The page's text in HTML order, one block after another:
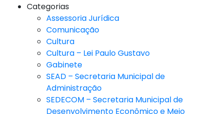
Categorias
Assessoria Jurídica
Comunicação
Cultura
Cultura – Lei Paulo Gustavo
Gabinete
SEAD – Secretaria Municipal de
Administração
SEDECOM – Secretaria Municipal de
Desenvolvimento Econômico e Meio